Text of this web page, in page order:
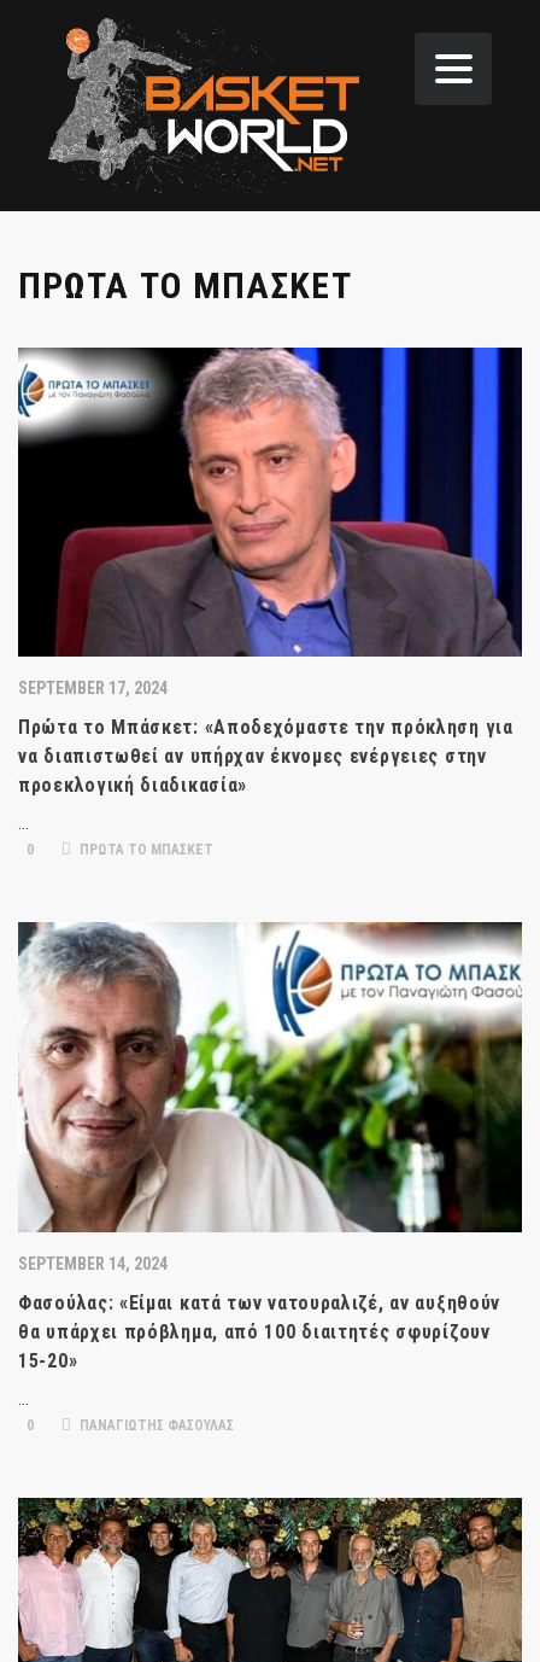
ΠΡΩΤΑ ΤΟ ΜΠΑΣΚΕΤ
SEPTEMBER 17, 2024
Πρώτα το Μπάσκετ: «Αποδεχόμαστε την πρόκληση για
να διαπιστωθεί αν υπήρχαν έκνομες ενέργειες στην
προεκλογική διαδικασία»
…
0 ΠΡΩΤΑ ΤΟ ΜΠΑΣΚΕΤ
SEPTEMBER 14, 2024
Φασούλας: «Είμαι κατά των νατουραλιζέ, αν αυξηθούν
θα υπάρχει πρόβλημα, από 100 διαιτητές σφυρίζουν
15-20»
…
0 ΠΑΝΑΓΙΩΤΗΣ ΦΑΣΟΥΛΑΣ